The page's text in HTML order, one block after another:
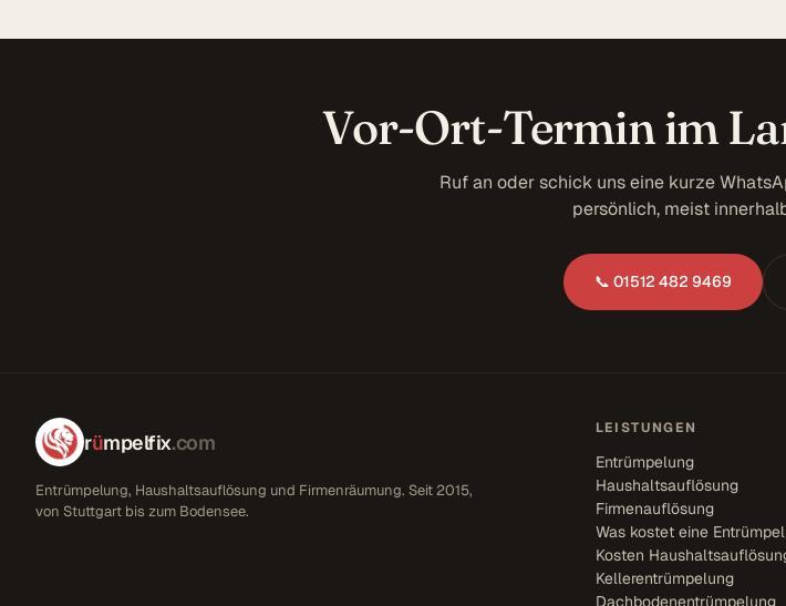
Vor-Ort-Termin im
Ruf an oder schick uns eine kurze
persönlich, meist
📞 01512 482 9469
rümpelfix.com
Entrümpelung, Haushaltsauflösung und Firmenräumung. Seit 2015,
von Stuttgart bis zum Bodensee.
LEISTUNGEN
Entrümpelung
Haushaltsauflösung
Firmenauflösung
Was kostet eine
Kosten
Kellerentrümpelung
Dachbodenentrümpelung